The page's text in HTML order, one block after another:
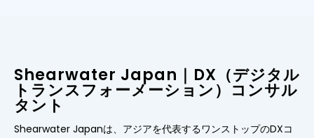
Shearwater Japan｜DX（デジタル
トランスフォーメーション）コンサル
タント
Shearwater Japanは、アジアを代表するワンストップのDXコ